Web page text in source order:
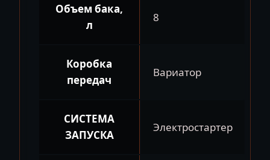
Объем бака,
л
8
Коробка
передач
Вариатор
СИСТЕМА
ЗАПУСКА
Электростартер